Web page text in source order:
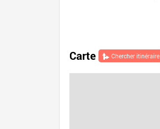
Carte Chercher itinéraire